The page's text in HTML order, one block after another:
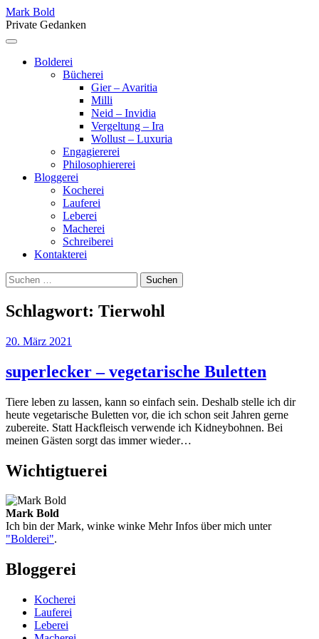
Skip
to
content
Mark Bold
Private Gedanken
Menu
Bolderei
Bücherei
Gier – Avaritia
Milli
Neid – Invidia
Vergeltung – Ira
Wollust – Luxuria
Engagiererei
Philosophiererei
Bloggerei
Kocherei
Lauferei
Leberei
Macherei
Schreiberei
Kontakterei
Suchen
nach:
Schlagwort: Tierwohl
20. März 2021
superlecker – vegetarische Buletten
Tiere leben zu lassen, kann so einfach sein. Deshalb stelle ich dir
heute vegetarische Buletten vor, die ich schon seit Jahren gerne
zubereite. Statt Hackfleisch verwende ich Kidneybohnen. Bei
meinen Gästen sorgt das immer wieder…
Wichtigtuerei
Mark Bold
Ich bin der Mark, winke winke Mehr Infos über mich unter
"Bolderei".
Bloggerei
Kocherei
Lauferei
Leberei